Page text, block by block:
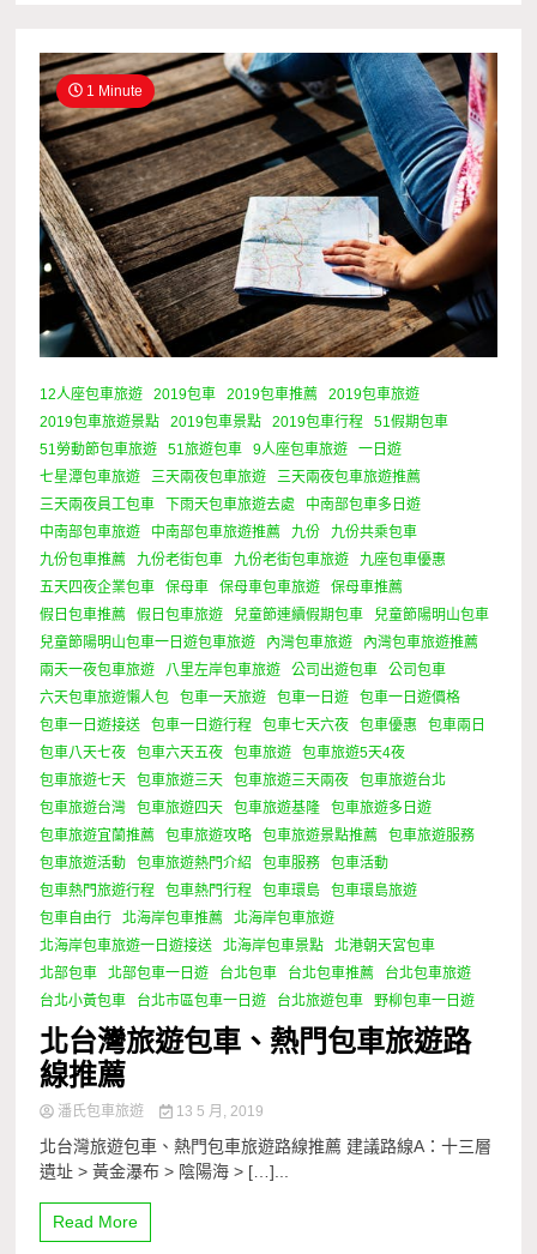
1 Minute
12人座包車旅遊 2019包車 2019包車推薦
2019包車旅遊
2019包車旅遊景點
2019包車景點 2019包車行程
51假期包車
51勞動節包車旅遊
51旅遊包車 9人座包車旅遊
一日遊
七星潭包車旅遊
三天兩夜包車旅遊
三天兩夜包車旅遊推薦
三天兩夜員工包車
下雨天包車旅遊去處
中南部包車多日遊
中南部包車旅遊
中南部包車旅遊推薦 九份
九份共乘包車
九份包車推薦
九份老街包車 九份老街包車旅遊
九座包車優惠
五天四夜企業包車
保母車 保母車包車旅遊
保母車推薦
假日包車推薦
假日包車旅遊 兒童節連續假期包車
兒童節陽明山包車
兒童節陽明山包車一日遊包車旅遊
內灣包車旅遊
內灣包車旅遊推薦
兩天一夜包車旅遊
八里左岸包車旅遊 公司出遊包車
公司包車
六天包車旅遊懶人包
包車一天旅遊 包車一日遊
包車一日遊價格
包車一日遊接送
包車一日遊行程 包車七天六夜 包車優惠
包車兩日
包車八天七夜
包車六天五夜 包車旅遊
包車旅遊5天4夜
包車旅遊七天
包車旅遊三天 包車旅遊三天兩夜
包車旅遊台北
包車旅遊台灣
包車旅遊四天 包車旅遊基隆
包車旅遊多日遊
包車旅遊宜蘭推薦
包車旅遊攻略 包車旅遊景點推薦
包車旅遊服務
包車旅遊活動
包車旅遊熱門介紹 包車服務
包車活動
包車熱門旅遊行程
包車熱門行程 包車環島
包車環島旅遊
包車自由行
北海岸包車推薦
北海岸包車旅遊
北海岸包車旅遊一日遊接送
北海岸包車景點
北港朝天宮包車
北部包車
北部包車一日遊 台北包車 台北包車推薦
台北包車旅遊
台北小黃包車
台北市區包車一日遊 台北旅遊包車 野柳包車一日遊
北台灣旅遊包車、熱門包車旅遊路
線推薦
潘氏包車旅遊 13 5 月, 2019
北台灣旅遊包車、熱門包車旅遊路線推薦 建議路線A：十三層
遺址 > 黃金瀑布 > 陰陽海 > […]...
Read More